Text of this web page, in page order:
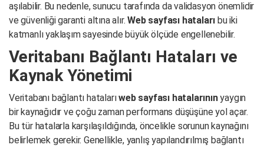
aşılabilir. Bu nedenle, sunucu tarafında da validasyon önemlidir
ve güvenliği garanti altına alır.Web sayfası hataları bu iki
katmanlı yaklaşım sayesinde büyük ölçüde engellenebilir.
Veritabanı Bağlantı Hataları ve
Kaynak Yönetimi
Veritabanı bağlantı hatalarıweb sayfası hatalarınınyaygın
bir kaynağıdır ve çoğu zaman performans düşüşüne yol açar.
Bu tür hatalarla karşılaşıldığında, öncelikle sorunun kaynağını
belirlemek gerekir. Genellikle, yanlış yapılandırılmış bağlantı